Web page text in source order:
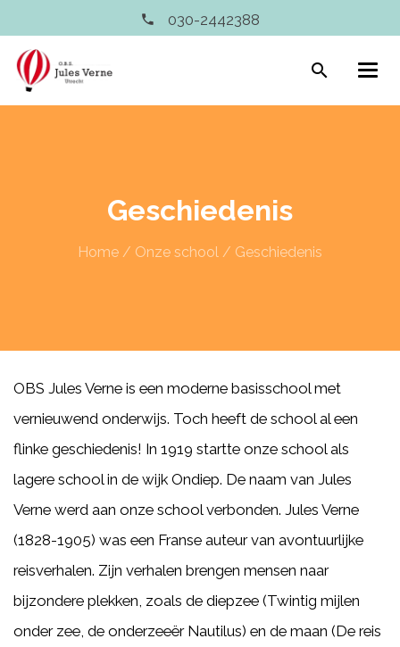
030-2442388
search
Geschiedenis
Home / Onze school / Geschiedenis
OBS Jules Verne is een moderne basisschool met
vernieuwend onderwijs. Toch heeft de school al een
flinke geschiedenis! In 1919 startte onze school als
lagere school in de wijk Ondiep. De naam van Jules
Verne werd aan onze school verbonden. Jules Verne
(1828-1905) was een Franse auteur van avontuurlijke
reisverhalen. Zijn verhalen brengen mensen naar
bijzondere plekken, zoals de diepzee (Twintig mijlen
onder zee, de onderzeeër Nautilus) en de maan (De reis